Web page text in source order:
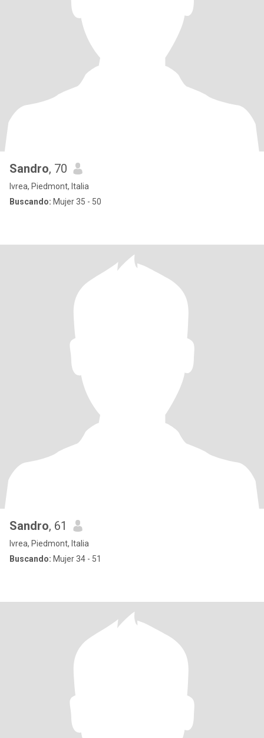
Sandro, 70
Ivrea, Piedmont, Italia
Buscando: Mujer 35 - 50
Sandro, 61
Ivrea, Piedmont, Italia
Buscando: Mujer 34 - 51